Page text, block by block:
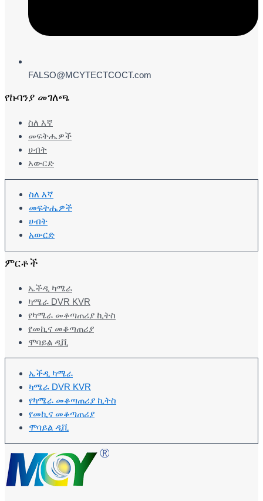
FALSO@MCYTECTCOCT.com
የኩባንያ መገለጫ
ስለ እኛ
መፍትሔዎች
ሀብት
አውርድ
ስለ እኛ
መፍትሔዎች
ሀብት
አውርድ
ምርቶች
ኤችዲ ካሜራ
ካሜራ DVR KVR
የካሜራ መቆጣጠሪያ ኪትስ
የመኪና መቆጣጠሪያ
ሞባይል ዲቪ
ኤችዲ ካሜራ
ካሜራ DVR KVR
የካሜራ መቆጣጠሪያ ኪትስ
የመኪና መቆጣጠሪያ
ሞባይል ዲቪ